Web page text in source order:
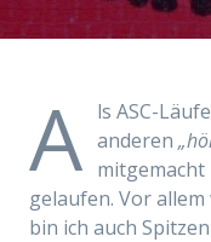
A ls ASC-
anderen
gelaufen. Vor
bin ich auch